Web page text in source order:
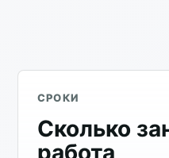
СРОКИ
Сколько
работа